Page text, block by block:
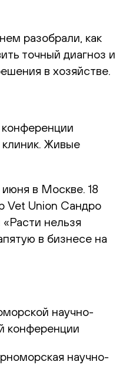
разобрали, как
точный диагноз и
в хозяйстве.
Живые
в Москве. 18
Vet Union Сандро
нельзя
в бизнесе на
научно-
конференции
научно-